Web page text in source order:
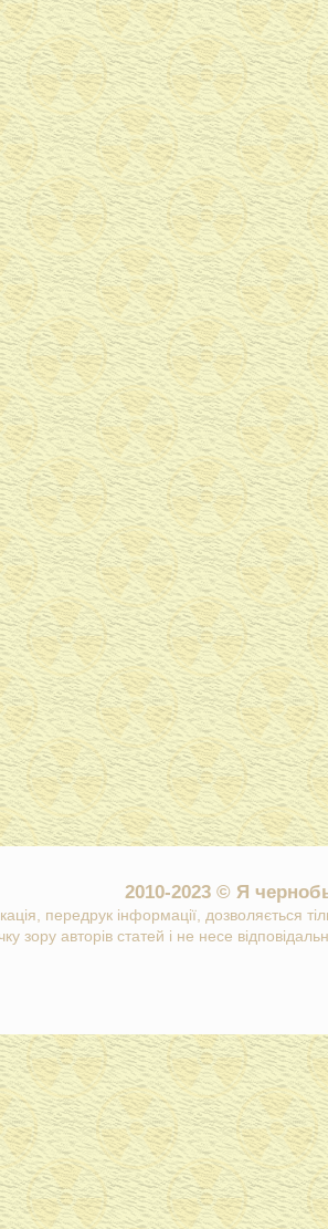
2010-2023 © Я
передрук інформації, дозволяється
зору авторів статей і не несе